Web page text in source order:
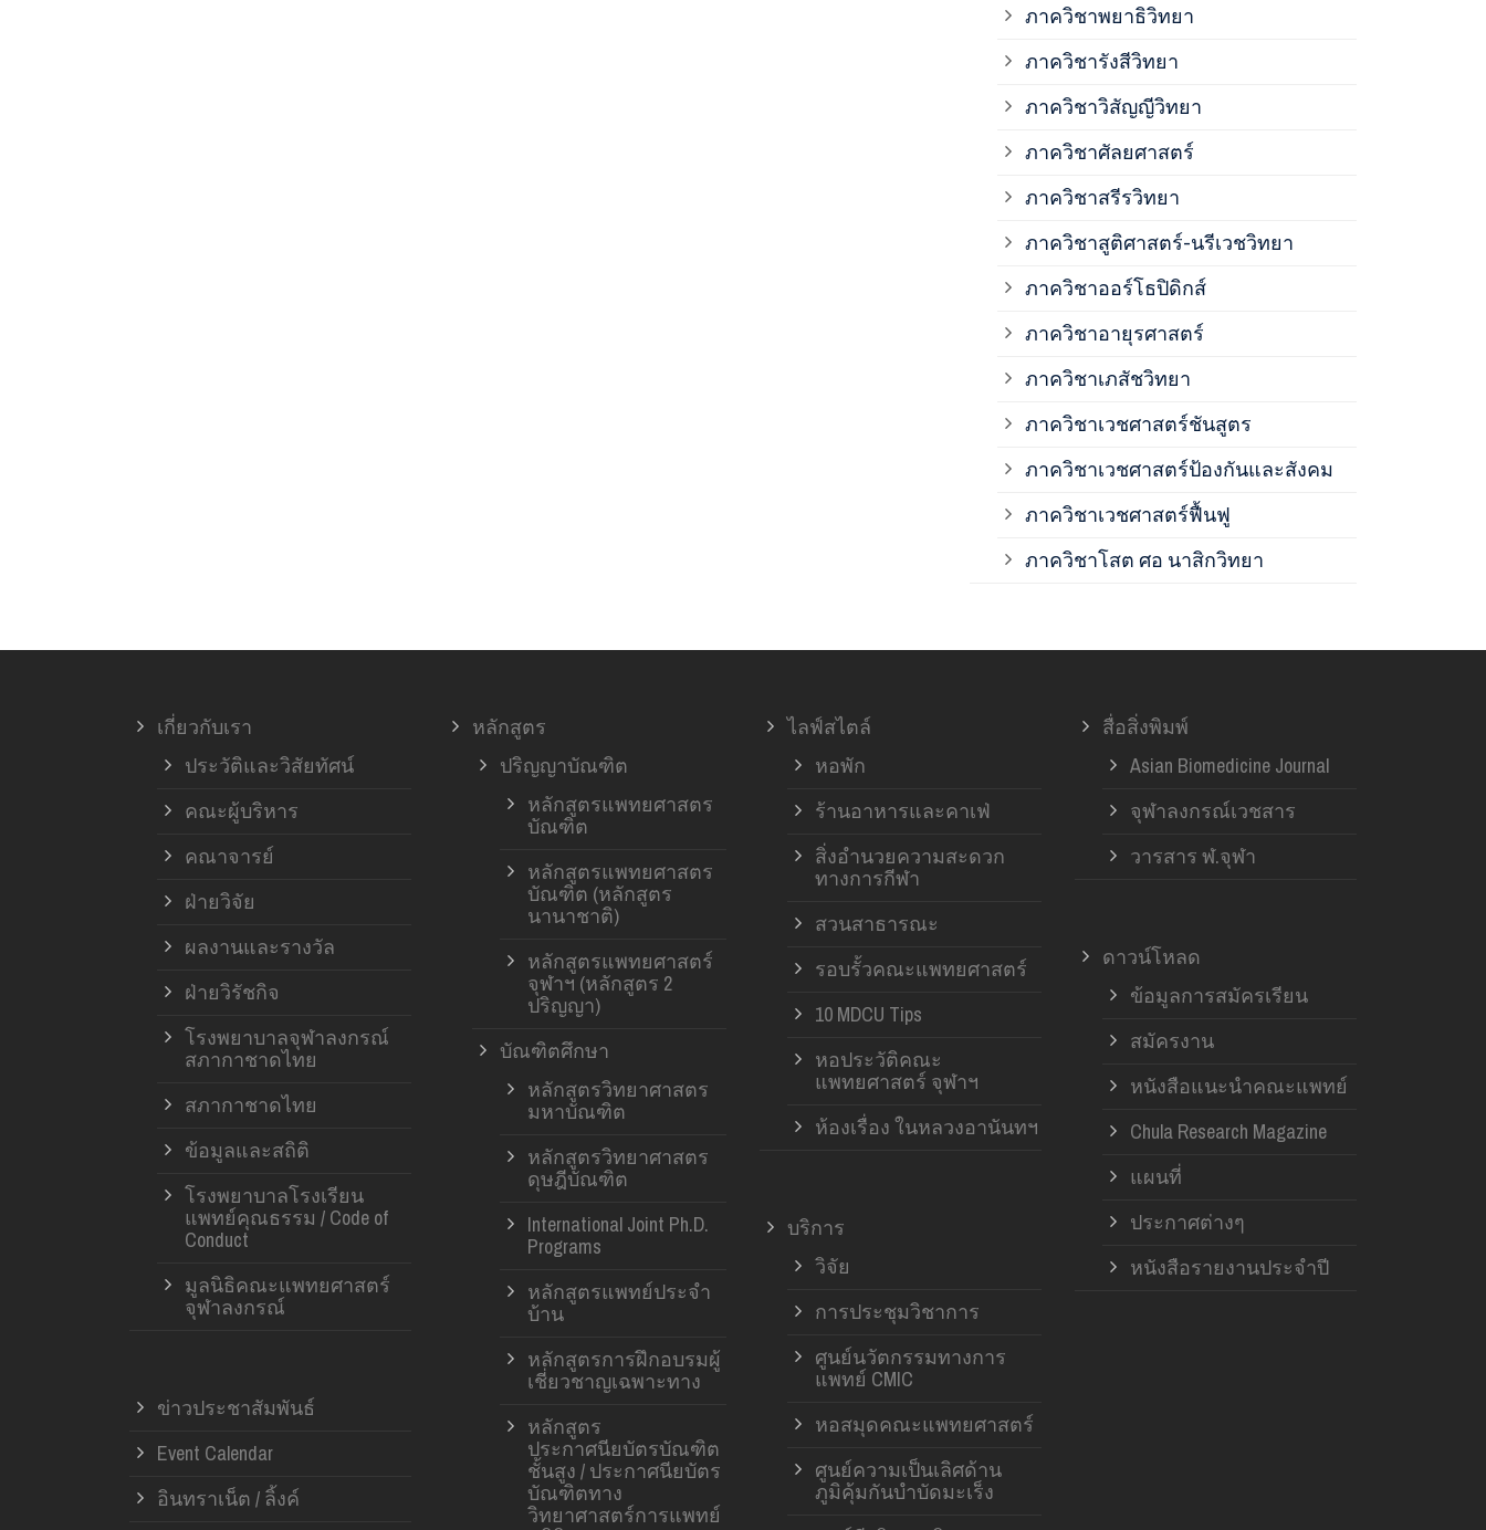
ภาควิชาพยาธิวิทยา
ภาควิชารังสีวิทยา
ภาควิชาวิสัญญีวิทยา
ภาควิชาศัลยศาสตร์
ภาควิชาสรีรวิทยา
ภาควิชาสูติศาสตร์-นรีเวชวิทยา
ภาควิชาออร์โธปิดิกส์
ภาควิชาอายุรศาสตร์
ภาควิชาเภสัชวิทยา
ภาควิชาเวชศาสตร์ชันสูตร
ภาควิชาเวชศาสตร์ป้องกันและสังคม
ภาควิชาเวชศาสตร์ฟื้นฟู
ภาควิชาโสต ศอ นาสิกวิทยา
เกี่ยวกับเรา
ประวัติและวิสัยทัศน์
คณะผู้บริหาร
คณาจารย์
ฝ่ายวิจัย
ผลงานและรางวัล
ฝ่ายวิรัชกิจ
โรงพยาบาลจุฬาลงกรณ์
สภากาชาดไทย
สภากาชาดไทย
ข้อมูลและสถิติ
โรงพยาบาลโรงเรียน
แพทย์คุณธรรม / Code of
Conduct
มูลนิธิคณะแพทยศาสตร์
จุฬาลงกรณ์
ข่าวประชาสัมพันธ์
Event Calendar
อินทราเน็ต / ลิ้งค์
หลักสูตร
ปริญญาบัณฑิต
หลักสูตรแพทยศาสตร
บัณฑิต
หลักสูตรแพทยศาสตร
บัณฑิต (หลักสูตร
นานาชาติ)
หลักสูตรแพทยศาสตร์
จุฬาฯ (หลักสูตร 2
ปริญญา)
บัณฑิตศึกษา
หลักสูตรวิทยาศาสตร
มหาบัณฑิต
หลักสูตรวิทยาศาสตร
ดุษฎีบัณฑิต
International Joint Ph.D.
Programs
หลักสูตรแพทย์ประจำ
บ้าน
หลักสูตรการฝึกอบรมผู้
เชี่ยวชาญเฉพาะทาง
หลักสูตร
ประกาศนียบัตรบัณฑิต
ชั้นสูง / ประกาศนียบัตร
บัณฑิตทาง
วิทยาศาสตร์การแพทย์
ไลฟ์สไตล์
หอพัก
ร้านอาหารและคาเฟ่
สิ่งอำนวยความสะดวก
ทางการกีฬา
สวนสาธารณะ
รอบรั้วคณะแพทยศาสตร์
10 MDCU Tips
หอประวัติคณะ
แพทยศาสตร์ จุฬาฯ
ห้องเรื่อง ในหลวงอานันทฯ
บริการ
วิจัย
การประชุมวิชาการ
ศูนย์นวัตกรรมทางการ
แพทย์ CMIC
หอสมุดคณะแพทยศาสตร์
ศูนย์ความเป็นเลิศด้าน
ภูมิคุ้มกันบำบัดมะเร็ง
สื่อสิ่งพิมพ์
Asian Biomedicine Journal
จุฬาลงกรณ์เวชสาร
วารสาร ฬ.จุฬา
ดาวน์โหลด
ข้อมูลการสมัครเรียน
สมัครงาน
หนังสือแนะนำคณะแพทย์
Chula Research Magazine
แผนที่
ประกาศต่างๆ
หนังสือรายงานประจำปี